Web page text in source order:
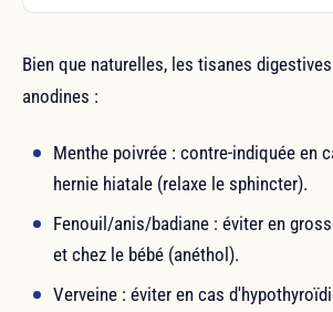
Bien que naturelles, les tisanes
anodines :
Menthe poivrée : contre-indiquée en
hernie hiatale (relaxe le sphincter).
Fenouil/anis/badiane : éviter en
et chez le bébé (anéthol).
Verveine : éviter en cas